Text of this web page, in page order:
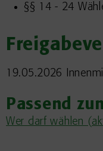
§§ 14 - 24
19.05.2026
Passend
Wer darf wählen